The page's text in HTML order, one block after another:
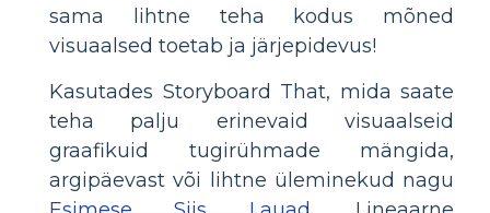
sama lihtne teha kodus mõned
visuaalsed toetab ja järjepidevus!
Kasutades Storyboard That, mida saate
teha palju erinevaid visuaalseid
graafikuid tugirühmade mängida,
argipäevast või lihtne üleminekud nagu